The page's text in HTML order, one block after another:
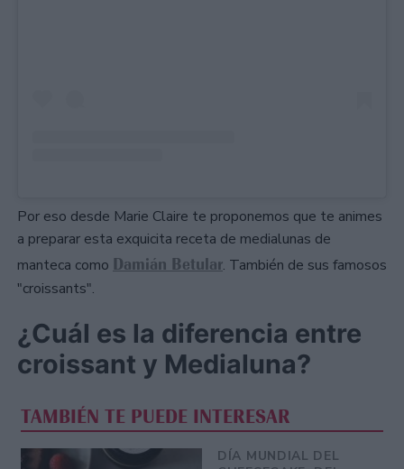
Por eso desde Marie Claire te proponemos que te animes
a preparar esta exquicita receta de medialunas de
manteca como Damián Betular. También de sus famosos
"croissants".
¿Cuál es la diferencia entre
croissant y Medialuna?
TAMBIÉN TE PUEDE INTERESAR
DÍA MUNDIAL DEL